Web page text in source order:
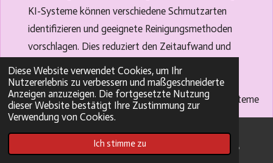
Diese Website verwendet Cookies, um Ihr
Nutzererlebnis zu verbessern und maßgeschneiderte
Anzeigen anzuzeigen. Die fortgesetzte Nutzung
dieser Website bestätigt Ihre Zustimmung zur
Verwendung von Cookies.
Ich stimme zu
KI-Systeme können verschiedene Schmutzarten
identifizieren und geeignete Reinigungsmethoden
vorschlagen. Dies reduziert den Zeitaufwand und
erhöht die Genauigkeit bei der Reinigung.
Automatisierung von Reinigungsprozessen:
Roboterstaubsauger und automatisierte Wischsysteme
nutzen KI, um effizientere Reinigungsroutinen zu
entwickeln und zu implementieren.
Pinterest WhatsApp